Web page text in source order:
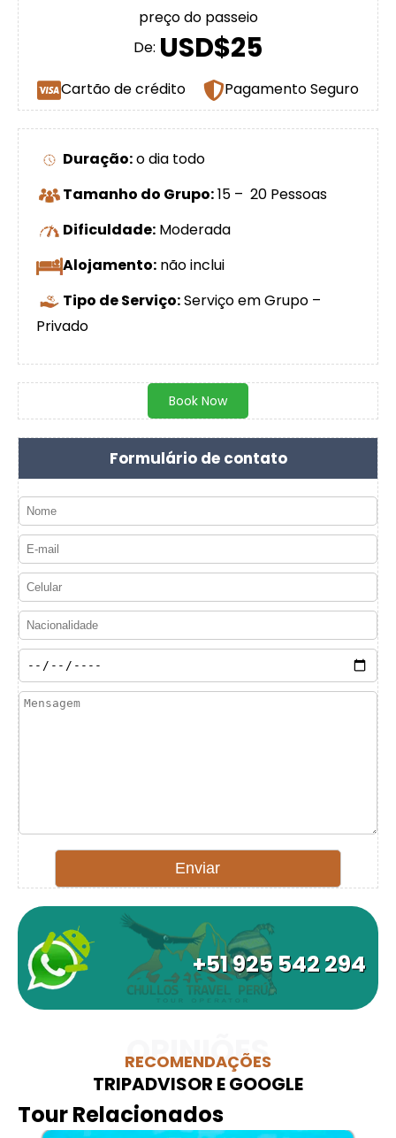
preço do passeio
De: USD$25
Cartão de crédito Pagamento Seguro
Duração:o dia todo
Tamanho do Grupo:15 – 20 Pessoas
Dificuldade: Moderada
Alojamento: não inclui
Tipo de Serviço:Serviço em Grupo –
Privado
Book Now
Formulário de contato
+51 925 542 294
OPINIÕES
RECOMENDAÇÕES
TRIPADVISOR E GOOGLE
Tour Relacionados